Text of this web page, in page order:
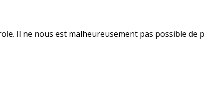
Il ne nous est malheureusement pas possible de